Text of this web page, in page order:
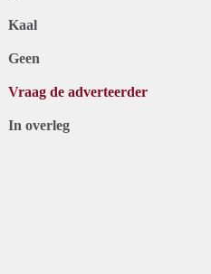
Kaal
Geen
Vraag de adverteerder
In overleg